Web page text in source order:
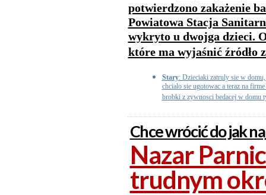
potwierdzono zakażenie
Powiatowa Stacja
wykryto u dwojga dzieci.
które ma wyjaśnić źródło
Stary: Dzieciaki zatruly sie w
chcialo sie ugotowac a teraz na
brobki z zywnosci bedacej w domu
Chce wrócić do jak
Nazar
trudnym